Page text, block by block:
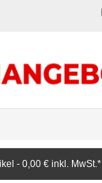
- 0,00 € inkl. MwSt.*